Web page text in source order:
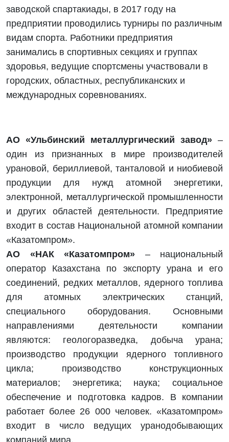
заводской спартакиады, в 2017 году на
предприятии проводились турниры по различным
видам спорта. Работники предприятия
занимались в спортивных секциях и группах
здоровья, ведущие спортсмены участвовали в
городских, областных, республиканских и
международных соревнованиях.
АО «Ульбинский металлургический завод» –
один из признанных в мире производителей
урановой, бериллиевой, танталовой и ниобиевой
продукции для нужд атомной энергетики,
электронной, металлургической промышленности
и других областей деятельности. Предприятие
входит в состав Национальной атомной компании
«Казатомпром».
АО «НАК «Казатомпром» – национальный
оператор Казахстана по экспорту урана и его
соединений, редких металлов, ядерного топлива
для атомных электрических станций,
специального оборудования. Основными
направлениями деятельности компании
являются: геологоразведка, добыча урана;
производство продукции ядерного топливного
цикла; производство конструкционных
материалов; энергетика; наука; социальное
обеспечение и подготовка кадров. В компании
работает более 26 000 человек. «Казатомпром»
входит в число ведущих уранодобывающих
компаний мира.